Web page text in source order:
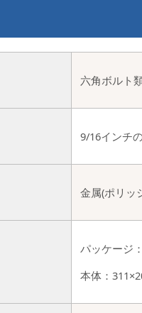
六角ボルト
9/16インチ
金属(ポリッ
パッケージ
本体：